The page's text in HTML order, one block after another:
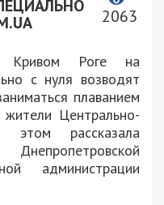
2063
Роге на
с нуля возводят
плаванием
Центрально-
этом рассказала
администрации